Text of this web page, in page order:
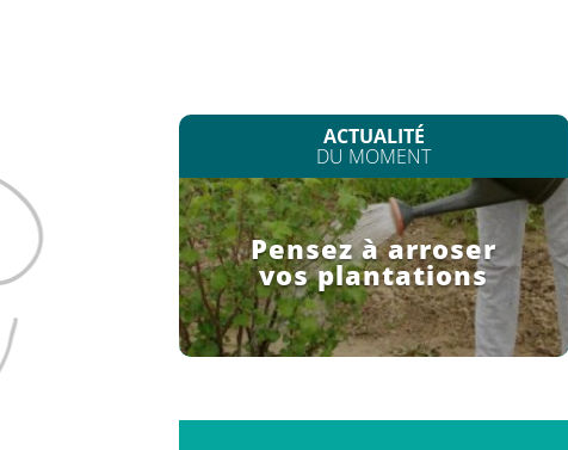
ACTUALITÉ
DU MOMENT
Pensez à arroser
vos plantations